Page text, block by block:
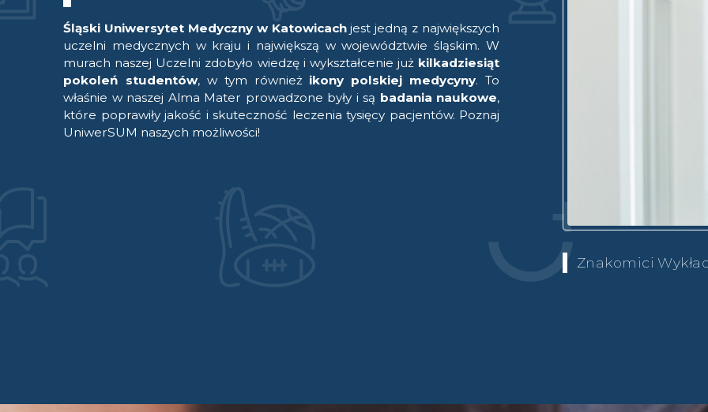
Śląski Uniwersytet Medyczny w Katowicachjest jedną z największych
uczelni medycznych w kraju i największą w województwie śląskim. W
murach naszej Uczelni zdobyło wiedzę i wykształcenie już kilkadziesiąt
pokoleń studentów, w tym również ikony polskiej medycyny. To
właśnie w naszej Alma Mater prowadzone były i są badania naukowe,
które poprawiły jakość i skuteczność leczenia tysięcy pacjentów. Poznaj
UniwerSUM naszych możliwości!
Znakomici